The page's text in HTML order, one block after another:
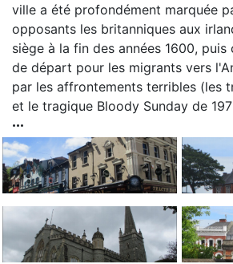
ville a été profondément marquée
opposants les britanniques aux
siège à la fin des années 1600,
de départ pour les migrants vers
par les affrontements terribles (les
et le tragique Bloody Sunday de